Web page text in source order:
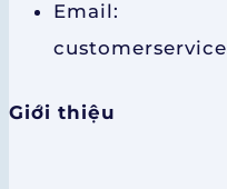
Email:
Giới thiệu